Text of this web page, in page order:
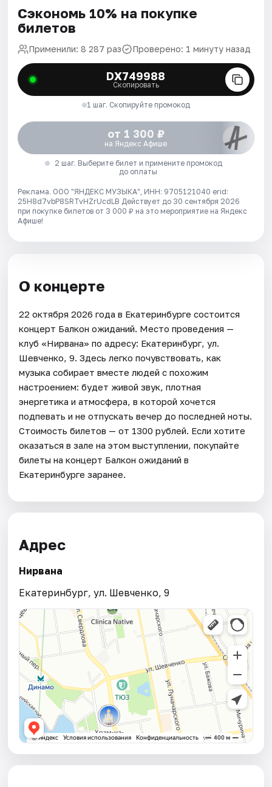
Сэкономь 10% на покупке
билетов
Применили: 8 287 раз Проверено: 1 минуту назад
DX749988
Скопировать
1 шаг. Скопируйте промокод
от 1 300 ₽
на Яндекс Афише
2 шаг. Выберите билет и примените промокод
до оплаты
Реклама. ООО "ЯНДЕКС МУЗЫКА", ИНН: 9705121040 erid:
25H8d7vbP8SRTvHZrUcdLB Действует до 30 сентября 2026
при покупке билетов от 3 000 ₽ на это мероприятие на Яндекс
Афише!
О концерте
22 октября 2026 года в Екатеринбурге состоится
концерт Балкон ожиданий. Место проведения —
клуб «Нирвана» по адресу: Екатеринбург, ул.
Шевченко, 9. Здесь легко почувствовать, как
музыка собирает вместе людей с похожим
настроением: будет живой звук, плотная
энергетика и атмосфера, в которой хочется
подпевать и не отпускать вечер до последней ноты.
Стоимость билетов — от 1300 рублей. Если хотите
оказаться в зале на этом выступлении, покупайте
билеты на концерт Балкон ожиданий в
Екатеринбурге заранее.
Адрес
Нирвана
Екатеринбург, ул. Шевченко, 9